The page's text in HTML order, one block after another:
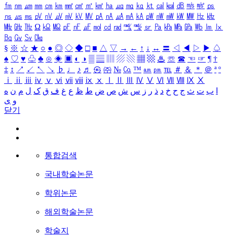
㎙ ㎚ ㎛ ㎜ ㎝ ㎞ ㎟ ㎠ ㎡ ㎢ ㏊ ㎍ ㎎ ㎏ ㏏ ㎈ ㎉ ㏈ ㎧ ㎨ ㎰
㎱ ㎲ ㎳ ㎴ ㎵ ㎶ ㎷ ㎸ ㎹ ㎀ ㎁ ㎂ ㎃ ㎄ ㎺ ㎻ ㎽ ㎾ ㎿ ㎐ ㎑
㎒ ㎓ ㎔ Ω ㏀ ㏁ ㎊ ㎋ ㎌ ㏖ ㏅ ㎭ ㎮ ㎯ ㏛ ㎩ ㎪ ㎫ ㎬ ㏝ ㏐
㏓
㏃ ㏉ ㏜ ㏆
§ ※ ☆ ★ ○ ● ◎ ◇ ◆ □ ■ △ ▽ → ← ↑ ↓ ↔ 〓 ◁ ◀ ▷ ▶ ♤
♠ ♡ ♥ ♧ ♣ ⊙ ◈ ▣ ◐ ◑ ▒ ▤ ▨ ▧ ▦ ▩ ♨ ☏ ☎ ☜ ☞ ¶ †
‡ ↕ ↗ ↙ ↖ ↘ ♭ ♩ ♪ ♬ ㉿ ㈜ № ㏇ ™ ㏂ ㏘ ℡ ＃ ＆ ＊ ＠ ª º
ⅰ
ⅱ ⅲ ⅳ ⅴ ⅵ ⅶ ⅷ ⅸ ⅹ Ⅳ Ⅴ Ⅵ Ⅶ Ⅷ Ⅸ Ⅹ
ب ت ث ج ح خ د ذ ر ز س ش ص ض ط ظ ع غ ف ق ک ل م ن ه
و ی
닫기
통합검색
국내학술논문
학위논문
해외학술논문
학술지